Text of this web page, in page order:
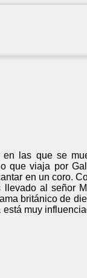
las que se
que viaja por
en un coro.
al señor
británico de
muy